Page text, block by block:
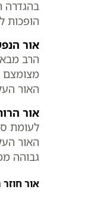
בהגדרה
הופכות
אור
הרב
מצומצם
האור
אור
לעומת
האור
גבוהה
אור